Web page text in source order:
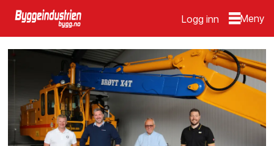
Logg inn